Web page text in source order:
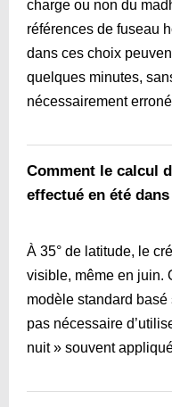
charge ou non du
références de fuseau
dans ces choix
quelques minutes,
nécessairement
Comment le calcul
effectué en été
À 35° de latitude, le
visible, même en juin.
modèle standard basé
pas nécessaire
nuit » souvent